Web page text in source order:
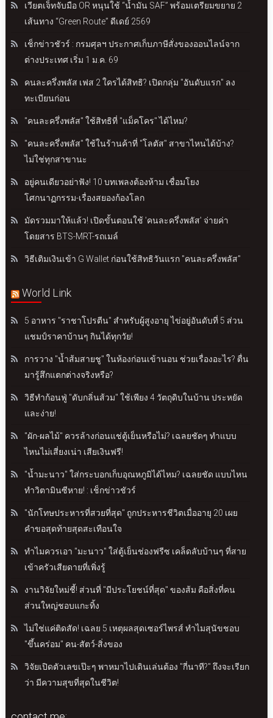
เวียตเจ็ทจับมือ OR หนุนใช้ “น้ำมัน SAF” พร้อมเตรียมขยาย 2
เส้นทาง “Green Route” ดีเดย์ 2569
เช็กข่าวชัวร์ : กรมศุลฯ ประกาศเก็บภาษีสั่งของออนไลน์จาก
ต่างประเทศ เริ่ม 1 ม.ค. 69
คนละครึ่งพลัส เฟส 2 ใครได้สิทธิ? เปิดกลุ่ม "อันดับแรก" ลง
ทะเบียนก่อน
"คนละครึ่งพลัส" ใช้สิทธิที่ "แม็คโคร" ได้ไหม?
"คนละครึ่งพลัส" ใช้ในร้านค้าที่ "โลตัส" สาขาไหนได้บ้าง?
ไม่ใช่ทุกสาขานะ
อยู่คนเดียวอย่าฟัง! 10 บทเพลงต้องห้าม เชื่อมโยง
โศกนาฏกรรม-เรื่องสยองก้องโลก
มัดรวมมาให้แล้ว! เปิดขั้นตอนใช้ 'คนละครึ่งพลัส' จ่ายค่า
โดยสาร BTS-MRT-รถเมล์
วิธีเติมเงินเข้า G Wallet ก่อนใช้สิทธิวันแรก "คนละครึ่งพลัส"
World Link
5 อาหาร "ราชาโปรตีน" สำหรับผู้สูงอายุ ไข่อยู่อันดับที่ 5 ส่วน
แชมป์ราคาบ้านๆ กินได้ทุกวัย!
การวาง "น้ำส้มสายชู" ในห้องก่อนเข้านอน ช่วยเรื่องอะไร? ตื่น
มารู้สึกแตกต่างจริงหรือ?
วิธีทำก้อนฟู่ "ดับกลิ่นส้วม" ใช้เพียง 4 วัตถุดิบในบ้าน ประหยัด
และง่าย!
"ผัก-ผลไม้" ควรล้างก่อนแช่ตู้เย็นหรือไม่? เฉลยชัดๆ ทำแบบ
ไหนไม่เสี่ยงเน่า เสียเงินฟรี!
"น้ำมะนาว" ใส่กระบอกเก็บอุณหภูมิได้ไหม? เฉลยชัด แบบไหน
ทำวิตามินซีหาย! : เช็กข่าวชัวร์
"นักโทษประหารที่สวยที่สุด" ถูกประหารชีวิตเมื่ออายุ 20 เผย
คำขอสุดท้ายสุดสะเทือนใจ
ทำไมควรเอา "มะนาว" ใส่ตู้เย็นช่องฟรีซ เคล็ดลับบ้านๆ ที่สาย
เข้าครัวเสียดายที่เพิ่งรู้
งานวิจัยใหม่ชี้! ส่วนที่ "มีประโยชน์ที่สุด" ของส้ม คือสิ่งที่คน
ส่วนใหญ่ชอบแกะทิ้ง
ไม่ใช่แค่ติดสัด! เฉลย 5 เหตุผลสุดเซอร์ไพรส์ ทำไมสุนัขชอบ
"ขึ้นคร่อม" คน-สัตว์-สิ่งของ
วิจัยเปิดตัวเลขเป๊ะๆ พาหมาไปเดินเล่นต้อง "กี่นาที?" ถึงจะเรียก
ว่า มีความสุขที่สุดในชีวิต!